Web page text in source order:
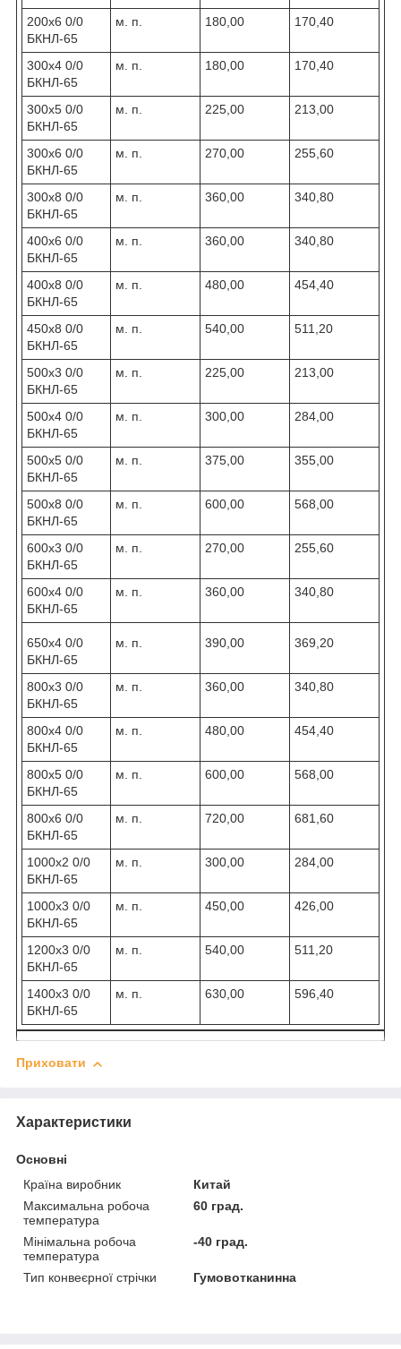
200х6 0/0
БКНЛ-65
м. п. 180,00 170,40
300х4 0/0
БКНЛ-65
м. п. 180,00 170,40
300х5 0/0
БКНЛ-65
м. п. 225,00 213,00
300х6 0/0
БКНЛ-65
м. п. 270,00 255,60
300х8 0/0
БКНЛ-65
м. п. 360,00 340,80
400х6 0/0
БКНЛ-65
м. п. 360,00 340,80
400х8 0/0
БКНЛ-65
м. п. 480,00 454,40
450х8 0/0
БКНЛ-65
м. п. 540,00 511,20
500х3 0/0
БКНЛ-65
м. п. 225,00 213,00
500х4 0/0
БКНЛ-65
м. п. 300,00 284,00
500х5 0/0
БКНЛ-65
м. п. 375,00 355,00
500х8 0/0
БКНЛ-65
м. п. 600,00 568,00
600х3 0/0
БКНЛ-65
м. п. 270,00 255,60
600х4 0/0
БКНЛ-65
м. п. 360,00 340,80
650х4 0/0
БКНЛ-65
м. п. 390,00 369,20
800х3 0/0
БКНЛ-65
м. п. 360,00 340,80
800х4 0/0
БКНЛ-65
м. п. 480,00 454,40
800х5 0/0
БКНЛ-65
м. п. 600,00 568,00
800х6 0/0
БКНЛ-65
м. п. 720,00 681,60
1000х2 0/0
БКНЛ-65
м. п. 300,00 284,00
1000х3 0/0
БКНЛ-65
м. п. 450,00 426,00
1200х3 0/0
БКНЛ-65
м. п. 540,00 511,20
1400х3 0/0
БКНЛ-65
м. п. 630,00 596,40
Приховати
Характеристики
Основні
Країна виробник
Китай
Максимальна робоча
температура
60 град.
Мінімальна робоча
температура
-40 град.
Тип конвеєрної стрічки Гумовотканинна